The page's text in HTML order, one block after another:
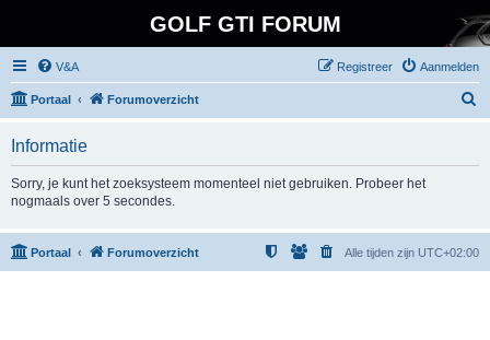
GOLF GTI FORUM
V&A Aanmelden
Registreer
Portaal Forumoverzicht
Informatie
Sorry, je kunt het zoeksysteem momenteel niet gebruiken. Probeer het
nogmaals over 5 secondes.
Portaal Forumoverzicht Alle tijden zijn UTC+02:00